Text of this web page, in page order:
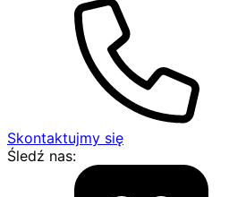
Skontaktujmy się
Śledź nas: